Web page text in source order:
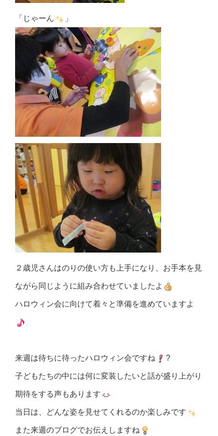
「じゃーん 」
２歳児さんはのりの使い方も上手になり、お手本を見
ながら同じように組み合わせていましたよ
ハロウィン会に向けて着々と準備を進めていますよ
来週は待ちに待ったハロウィン会ですね ?
子どもたちの中には何に変装したいと話が盛り上がり
期待をする声もあります
当日は、どんな姿を見せてくれるのか楽しみです
また来週のブログでお伝えしますね